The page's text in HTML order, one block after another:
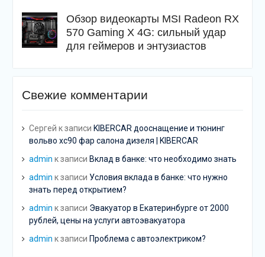
Обзор видеокарты MSI Radeon RX
570 Gaming X 4G: сильный удар
для геймеров и энтузиастов
Свежие комментарии
Сергей к записи KIBERCAR дооснащение и тюнинг
вольво хс90 фар салона дизеля | KIBERCAR
admin к записи Вклад в банке: что необходимо знать
admin к записи Условия вклада в банке: что нужно
знать перед открытием?
admin к записи Эвакуатор в Екатеринбурге от 2000
рублей, цены на услуги автоэвакуатора
admin к записи Проблема с автоэлектриком?